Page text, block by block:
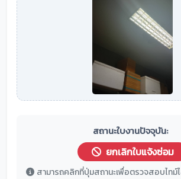
สถานะใบงานปัจจุบัน:
ยกเลิกใบแจ้งซ่อม
สามารถคลิกที่ปุ่มสถานะเพื่อตรวจสอบไทม์